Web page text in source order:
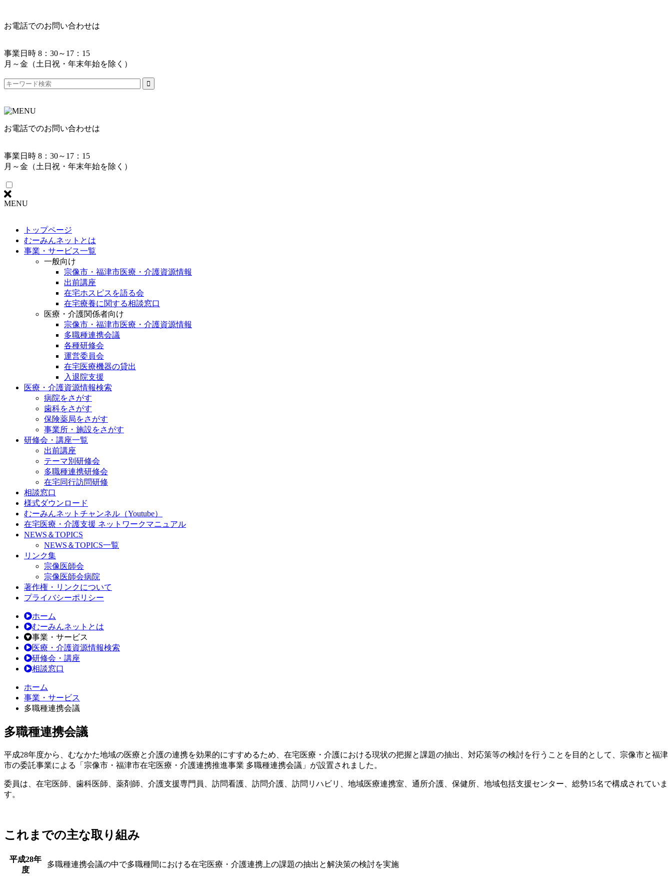
お電話でのお問い合わせは
事業日時 8：30～17：15
月～金（土日祝・年末年始を除く）
お電話でのお問い合わせは
事業日時 8：30～17：15
月～金（土日祝・年末年始を除く）
MENU
トップページ
むーみんネットとは
事業・サービス一覧
一般向け
宗像市・福津市医療・介護資源情報
出前講座
在宅ホスピスを語る会
在宅療養に関する相談窓口
医療・介護関係者向け
宗像市・福津市医療・介護資源情報
多職種連携会議
各種研修会
運営委員会
在宅医療機器の貸出
入退院支援
医療・介護資源情報検索
病院をさがす
歯科をさがす
保険薬局をさがす
事業所・施設をさがす
研修会・講座一覧
出前講座
テーマ別研修会
多職種連携研修会
在宅同行訪問研修
相談窓口
様式ダウンロード
むーみんネットチャンネル（Youtube）
在宅医療・介護支援 ネットワークマニュアル
NEWS＆TOPICS
NEWS＆TOPICS一覧
リンク集
宗像医師会
宗像医師会病院
著作権・リンクについて
プライバシーポリシー
ホーム
むーみんネットとは
事業・サービス
医療・介護資源情報検索
研修会・講座
相談窓口
ホーム
事業・サービス
多職種連携会議
多職種連携会議
平成28年度から、むなかた地域の医療と介護の連携を効果的にすすめるため、在宅医療・介護における現状の把握と課題の抽出、対応策等の検討を行うことを目的として、宗像市と福津
市の委託事業による
「宗像市・福津市在宅医療・介護連携推進事業 多職種連携会議」 が設置されました。
委員は、在宅医師、歯科医師、薬剤師、介護支援専門員、訪問看護、訪問介護、訪問リハビリ、地域医療連携室、通所介護、保健所、地域包括支援センター、総勢15名で構成されていま
す。
これまでの主な取り組み
平成28年
度
多職種連携会議の中で多職種間における在宅医療・介護連携上の課題の抽出と解決策の検討を実施